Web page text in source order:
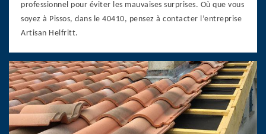
professionnel pour éviter les mauvaises surprises. Où que vous
soyez à Pissos, dans le 40410, pensez à contacter l’entreprise
Artisan Helfritt.